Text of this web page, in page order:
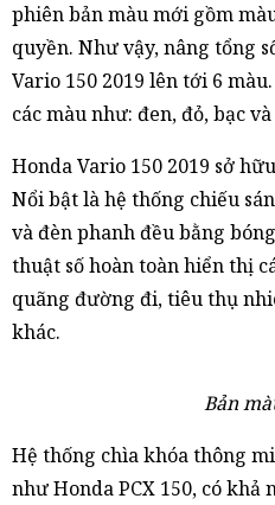
phiên bản màu mới gồm
quyền. Như vậy, nâng tổng
Vario 150 2019 lên tới 6
các màu như: đen, đỏ, bạc
Honda Vario 150 2019 sở
Nổi bật là hệ thống chiếu
và đèn phanh đều bằng
thuật số hoàn toàn hiển thị
quãng đường đi, tiêu thụ
khác.
Bản
Hệ thống chìa khóa thông
như Honda PCX 150, có khả